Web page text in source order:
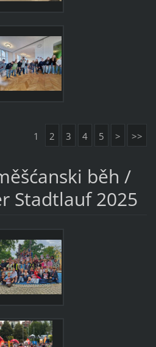
1 2 3 4 5 > >>
běh /
Stadtlauf 2025